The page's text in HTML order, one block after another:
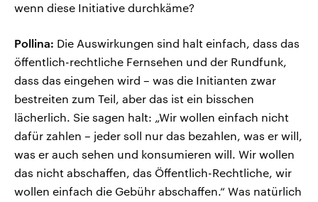
wenn diese Initiative durchkäme?
Pollina: Die Auswirkungen sind halt einfach, dass das
öffentlich-rechtliche Fernsehen und der Rundfunk,
dass das eingehen wird – was die Initianten zwar
bestreiten zum Teil, aber das ist ein bisschen
lächerlich. Sie sagen halt: „Wir wollen einfach nicht
dafür zahlen – jeder soll nur das bezahlen, was er will,
was er auch sehen und konsumieren will. Wir wollen
das nicht abschaffen, das Öffentlich-Rechtliche, wir
wollen einfach die Gebühr abschaffen.“ Was natürlich